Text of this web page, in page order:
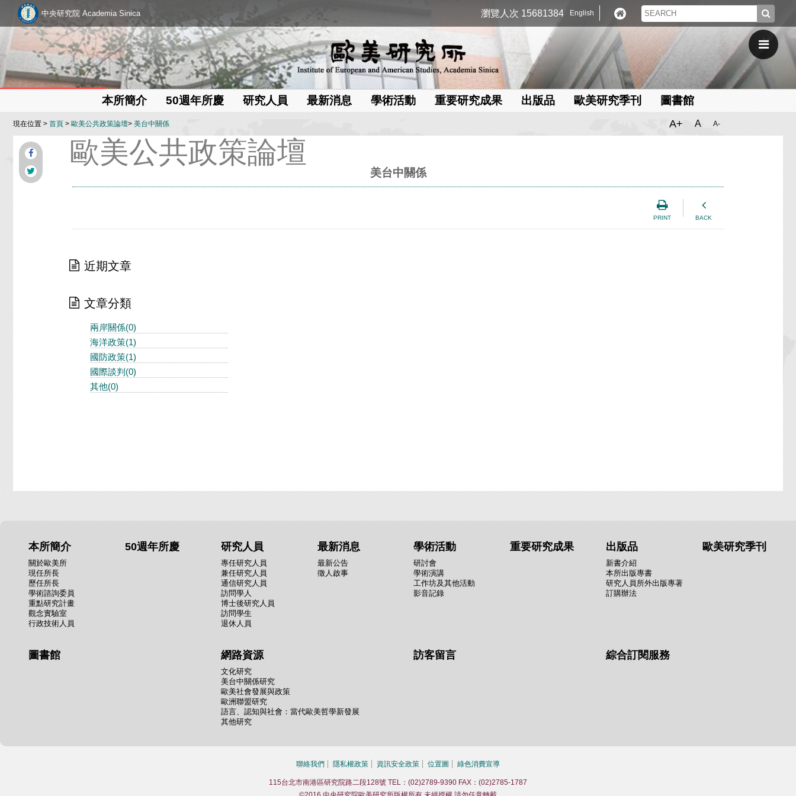
中央研究院 Academia Sinica 瀏覽人次 15681384 English
本所簡介 50週年所慶 研究人員 最新消息 學術活動 重要研究成果 出版品 歐美研究季刊 圖書館
現在位置 >首頁>歐美公共政策論壇>美台中關係 A+ A A-
歐美公共政策論壇
美台中關係
PRINT BACK
近期文章
文章分類
兩岸關係(0)
海洋政策(1)
國防政策(1)
國際談判(0)
其他(0)
本所簡介
關於歐美所
現任所長
歷任所長
學術諮詢委員
重點研究計畫
觀念實驗室
行政技術人員
50週年所慶 研究人員
專任研究人員
兼任研究人員
通信研究人員
訪問學人
博士後研究人員
訪問學生
退休人員
最新消息
最新公告
徵人啟事
學術活動
研討會
學術演講
工作坊及其他活動
影音記錄
重要研究成果 出版品
新書介紹
本所出版專書
研究人員所外出版專著
訂購辦法
歐美研究季刊
圖書館 網路資源
文化研究
美台中關係研究
歐美社會發展與政策
歐洲聯盟研究
語言、認知與社會：當代歐美哲學新發展
其他研究
訪客留言 綜合訂閱服務
聯絡我們 隱私權政策 資訊安全政策 位置圖 綠色消費宣導
115台北市南港區研究院路二段128號 TEL：(02)2789-9390 FAX：(02)2785-1787